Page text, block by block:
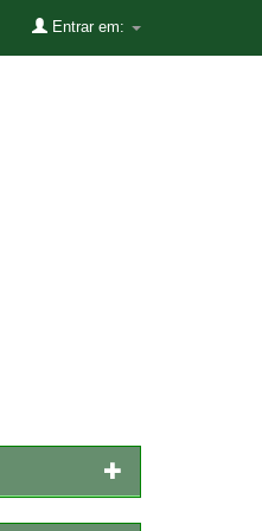
Entrar em: